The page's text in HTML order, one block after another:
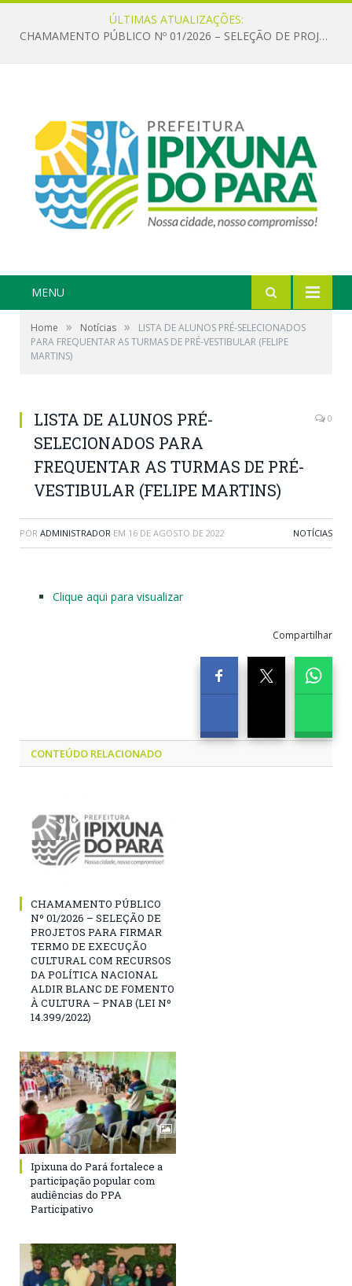
ÚLTIMAS ATUALIZAÇÕES:
CHAMAMENTO PÚBLICO Nº 01/2026 – SELEÇÃO DE PROJETOS PARA FIRMAR TERMO DE EXECUÇÃO CULTURAL COM RECURSOS DA POLÍTICA NACIONAL ALDIR BLANC DE FOMENTO À CULTURA – PNAB (LEI Nº 14.399/2022)
MENU
Home » Notícias »
LISTA DE ALUNOS PRÉ-SELECIONADOS
PARA FREQUENTAR AS TURMAS DE PRÉ-VESTIBULAR (FELIPE
MARTINS)
LISTA DE ALUNOS PRÉ-
SELECIONADOS PARA
FREQUENTAR AS TURMAS DE PRÉ-
VESTIBULAR (FELIPE MARTINS)
0
POR ADMINISTRADOR EM 16 DE AGOSTO DE 2022 NOTÍCIAS
Clique aqui para visualizar
Compartilhar
CONTEÚDO RELACIONADO
CHAMAMENTO PÚBLICO
Nº 01/2026 – SELEÇÃO DE
PROJETOS PARA FIRMAR
TERMO DE EXECUÇÃO
CULTURAL COM RECURSOS
DA POLÍTICA NACIONAL
ALDIR BLANC DE FOMENTO
À CULTURA – PNAB (LEI Nº
14.399/2022)
Ipixuna do Pará fortalece a
participação popular com
audiências do PPA
Participativo